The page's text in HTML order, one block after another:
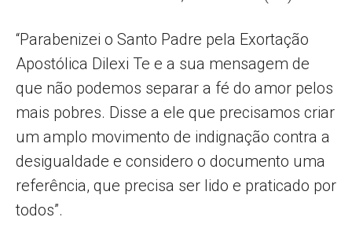
“Parabenizei o Santo Padre pela Exortação
Apostólica Dilexi Te e a sua mensagem de
que não podemos separar a fé do amor pelos
mais pobres. Disse a ele que precisamos criar
um amplo movimento de indignação contra a
desigualdade e considero o documento uma
referência, que precisa ser lido e praticado por
todos”.